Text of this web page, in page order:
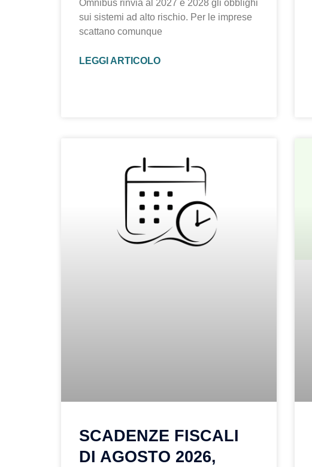
Omnibus rinvia al 2027 e 2028 gli obblighi
sui sistemi ad alto rischio. Per le imprese
scattano comunque
LEGGI ARTICOLO
SCADENZE FISCALI
DI AGOSTO 2026,